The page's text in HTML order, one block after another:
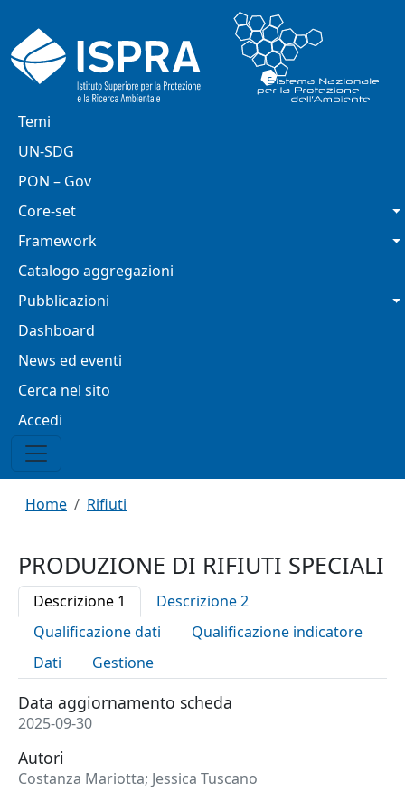
Navigazione principale
Temi
UN-SDG
PON – Gov
Core-set
Framework
Catalogo aggregazioni
Pubblicazioni
Dashboard
News ed eventi
Cerca nel sito
Menu profilo utente
Accedi
Briciole di pane
Home Rifiuti
PRODUZIONE DI RIFIUTI SPECIALI
Descrizione 1
Descrizione 2
Qualificazione dati
Qualificazione indicatore
Dati
Gestione
Data aggiornamento scheda
2025-09-30
Autori
Costanza Mariotta; Jessica Tuscano